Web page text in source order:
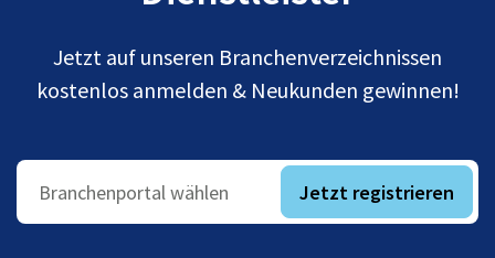
Jetzt auf unseren Branchenverzeichnissen
kostenlos anmelden & Neukunden gewinnen!
Branchenportal wählen Jetzt registrieren